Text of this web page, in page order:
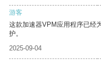
游客
这款加速器VPM应用程序已经
护。
2025-09-04